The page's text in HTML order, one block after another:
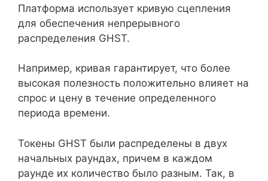
Платформа использует кривую сцепления
для обеспечения непрерывного
распределения GHST.
Например, кривая гарантирует, что более
высокая полезность положительно влияет на
спрос и цену в течение определенного
периода времени.
Токены GHST были распределены в двух
начальных раундах, причем в каждом
раунде их количество было разным. Так, в